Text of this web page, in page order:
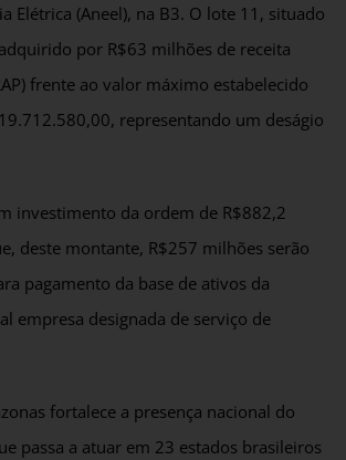
Elétrica (Aneel), na B3. O lote 11, situado
por R$63 milhões de receita
frente ao valor máximo estabelecido
representando um deságio
investimento da ordem de R$882,2
deste montante, R$257 milhões serão
pagamento da base de ativos da
empresa designada de serviço de
fortalece a presença nacional do
passa a atuar em 23 estados brasileiros